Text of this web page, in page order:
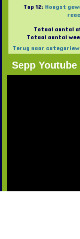
Top 12: Hoogst
Totaal aantal
Totaal aantal
Terug naar
Sepp Youtube